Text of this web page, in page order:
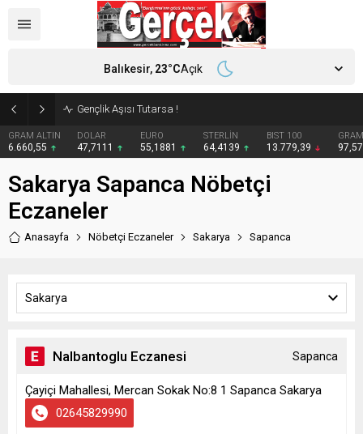
Gençlik Aşısı Tutarsa !
GRAM ALTIN
6.660,55
DOLAR
47,7111
EURO
55,1881
STERLİN
64,4139
BIST 100
13.779,39
Balıkesir, 23°CAçık
Sakarya Sapanca Nöbetçi
Eczaneler
Anasayfa Nöbetçi Eczaneler Sakarya Sapanca
Sakarya
Nalbantoglu Eczanesi Sapanca
Çayiçi Mahallesi, Mercan Sokak No:8 1 Sapanca Sakarya
02645829990